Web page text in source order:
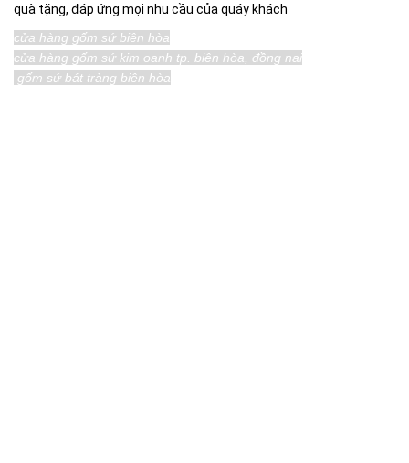
quà tặng, đáp ứng mọi nhu cầu của quáy khách
cửa hàng gốm sứ biên hòa
cửa hàng gốm sứ kim oanh tp. biên hòa, đồng nai
gốm sứ bát tràng biên hòa